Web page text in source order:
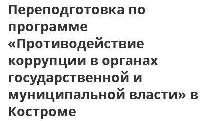
Переподготовка по
программе
«Противодействие
коррупции в органах
государственной и
муниципальной власти» в
Костроме